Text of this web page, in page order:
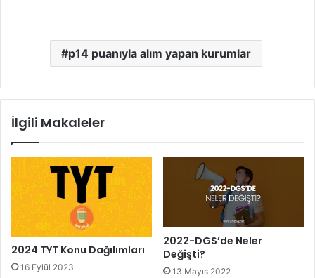
p14 puanıyla alım yapan kurumlar
İlgili Makaleler
2024 TYT Konu Dağılımları
16 Eylül 2023
2022-DGS’de Neler
Değişti?
13 Mayıs 2022